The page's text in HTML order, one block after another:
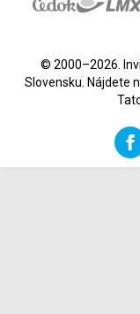
© 2000–2026.
Slovensku. Nájdete